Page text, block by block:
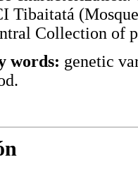
Tibaitatá
Collection of
words: genetic